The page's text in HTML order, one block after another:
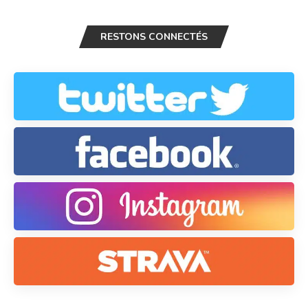
RESTONS CONNECTÉS